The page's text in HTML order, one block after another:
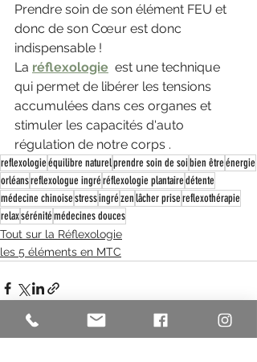
Prendre soin de son élément FEU et
donc de son Cœur est donc
indispensable !
La réflexologie
  est une technique
qui permet de libérer les tensions
accumulées dans ces organes et
stimuler les capacités d'auto
régulation de notre corps .
reflexologieéquilibre naturelprendre soin de soibien êtreénergie
orléansreflexologue ingréréflexologie plantairedétente
médecine chinoisestressingrézenlâcher prisereflexothérapie
relaxsérénitémédecines douces
Tout sur la Réflexologie
les 5 éléments en MTC